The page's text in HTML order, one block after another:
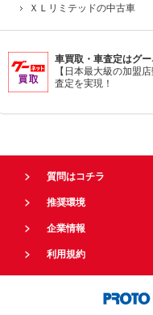
ＸＬリミテッドの中古車
車買取・車査定はグ
【日本最大級の加盟
査定を実現！
質問はコチラ
推奨環境
企業情報
利用規約